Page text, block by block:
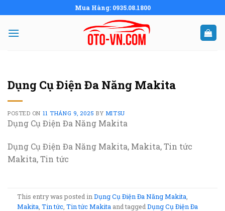
to
content
Mua Hàng: 0935.08.1800
Dụng Cụ Điện Đa Năng Makita
POSTED ON 11 THÁNG 9, 2025 BY MITSU
Dụng Cụ Điện Đa Năng Makita
Dụng Cụ Điện Đa Năng Makita, Makita, Tin tức
Makita, Tin tức
This entry was posted inDụng Cụ Điện Đa Năng Makita
Makita ,Tin tức ,Tin tức Makita and taggedDụng Cụ Điện Đa